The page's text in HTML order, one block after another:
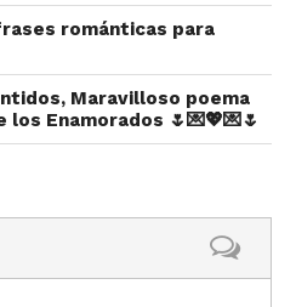
románticas para
Maravilloso poema
Enamorados 🌷💌💖💌🌷